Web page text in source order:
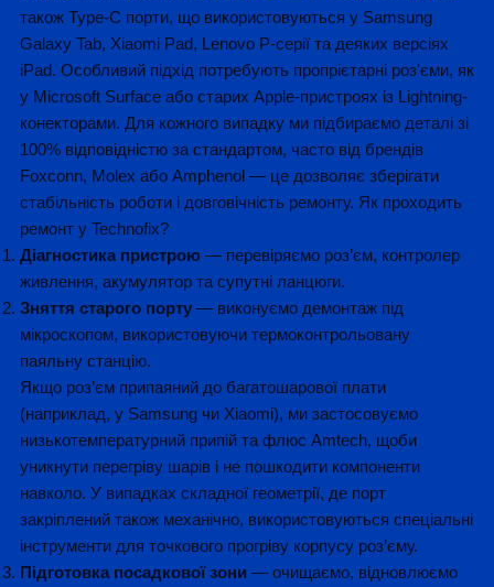
також Type-C порти, що використовуються у Samsung
Galaxy Tab, Xiaomi Pad, Lenovo P-серії та деяких версіях
iPad. Особливий підхід потребують пропрієтарні роз'єми, як
у Microsoft Surface або старих Apple-пристроях із Lightning-
конекторами. Для кожного випадку ми підбираємо деталі зі
100% відповідністю за стандартом, часто від брендів
Foxconn, Molex або Amphenol — це дозволяє зберігати
стабільність роботи і довговічність ремонту. Як проходить
ремонт у Technofix?
Діагностика пристрою — перевіряємо роз’єм, контролер
живлення, акумулятор та супутні ланцюги.
Зняття старого порту — виконуємо демонтаж під
мікроскопом, використовуючи термоконтрольовану
паяльну станцію.
Якщо роз’єм припаяний до багатошарової плати
(наприклад, у Samsung чи Xiaomi), ми застосовуємо
низькотемпературний припій та флюс Amtech, щоби
уникнути перегріву шарів і не пошкодити компоненти
навколо. У випадках складної геометрії, де порт
закріплений також механічно, використовуються спеціальні
інструменти для точкового прогріву корпусу роз’єму.
Підготовка посадкової зони — очищаємо, відновлюємо